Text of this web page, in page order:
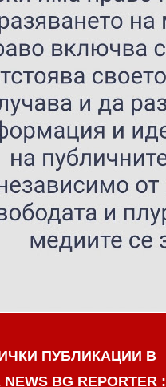
ПУБЛИКАЦИИ В
NEWS BG REPORTER :